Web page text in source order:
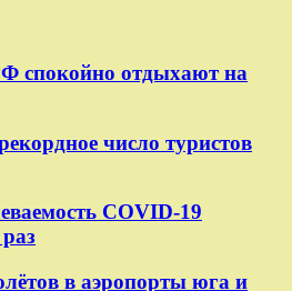
спокойно отдыхают на
число туристов
COVID-19
в аэропорты юга и